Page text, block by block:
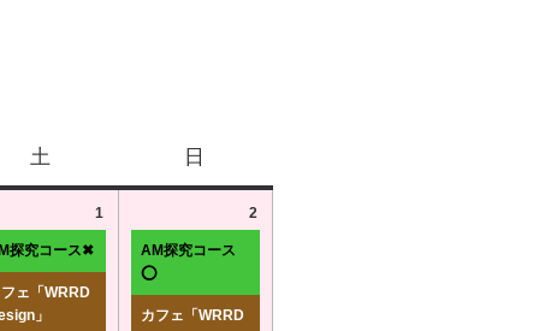
土 日
1
探究コース✖
ェ「WRRD
」
2
AM探究コース
⭕
カフェ「WRRD